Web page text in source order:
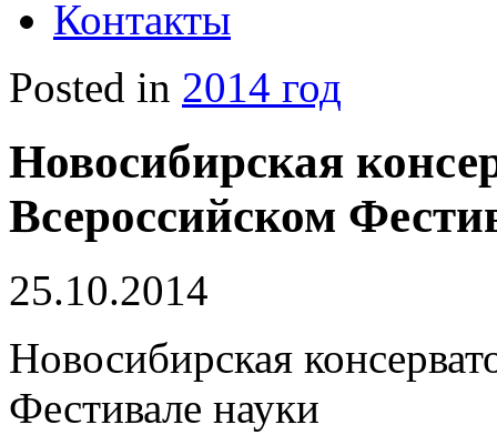
Контакты
Posted in 2014 год
Новосибирская
Всероссийском
25.10.2014
Новосибирская
Фестивале науки